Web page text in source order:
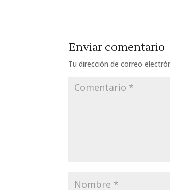
Enviar comentario
Tu dirección de correo